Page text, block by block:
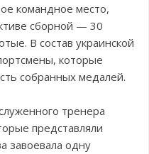
командное место,
сборной — 30
В состав украинской
которые
собранных медалей.
тренера
представляли
завоевала одну